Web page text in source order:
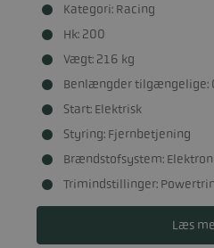
Kategori: Racing
Hk: 200
Vægt: 216 kg
Benlængder tilgængelige:
Start: Elektrisk
Styring: Fjernbetjening
Brændstofsystem:
Trimindstillinger:
Læs